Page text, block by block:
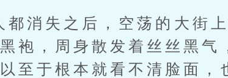
消失之后，空荡的大街上
袍，周身散发着丝丝黑气
至于根本就看不清脸面，